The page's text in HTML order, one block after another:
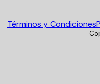
Términos y Condiciones